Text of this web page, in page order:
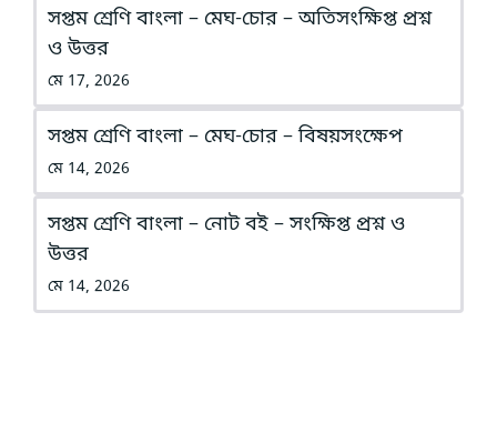
সপ্তম শ্রেণি বাংলা – মেঘ-চোর – অতিসংক্ষিপ্ত প্রশ্ন
ও উত্তর
মে 17, 2026
সপ্তম শ্রেণি বাংলা – মেঘ-চোর – বিষয়সংক্ষেপ
মে 14, 2026
সপ্তম শ্রেণি বাংলা – নোট বই – সংক্ষিপ্ত প্রশ্ন ও
উত্তর
মে 14, 2026